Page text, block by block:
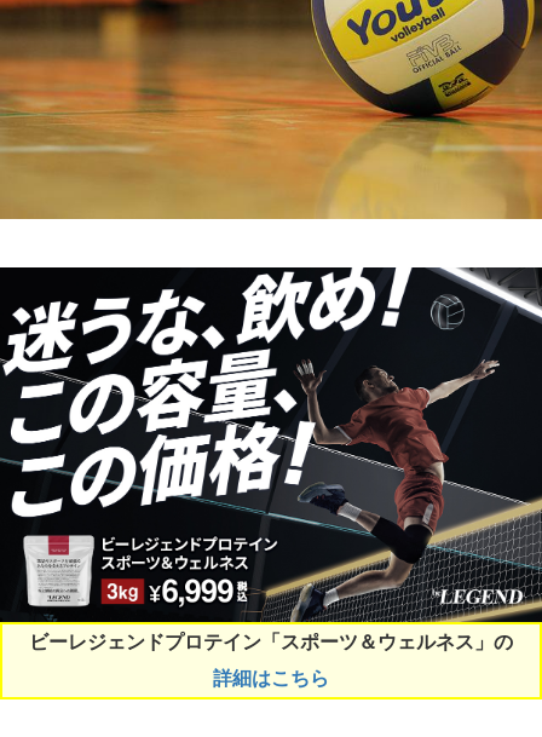
ビーレジェンドプロテイン「スポーツ＆ウェルネス」の
詳細はこちら